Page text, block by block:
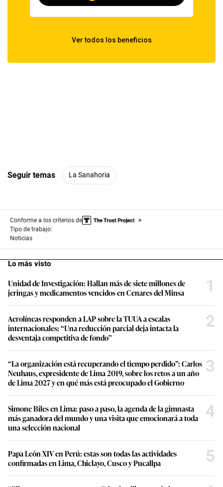
Seguir temas La Sanahoria
Conforme a los criterios de
Tipo de trabajo:
Noticias
Lo más visto
Unidad de Investigación: Hallan más de siete millones de
jeringas y medicamentos vencidos en Cenares del Minsa
1
Aerolíneas responden a LAP sobre la TUUA a escalas
internacionales: “Una reducción parcial deja intacta la
desventaja competitiva de fondo”
2
“La organización está recuperando el tiempo perdido”: Carlos
Neuhaus, expresidente de Lima 2019, sobre los retos a un año
de Lima 2027 y en qué más está preocupado el Gobierno
3
Simone Biles en Lima: paso a paso, la agenda de la gimnasta
más ganadora del mundo y una visita que emocionará a toda
una selección nacional
4
Papa León XIV en Perú: estas son todas las actividades
confirmadas en Lima, Chiclayo, Cusco y Pucallpa
5